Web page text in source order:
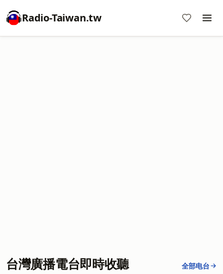
Radio-Taiwan.tw
台灣廣播電台即時收聽 全部电台